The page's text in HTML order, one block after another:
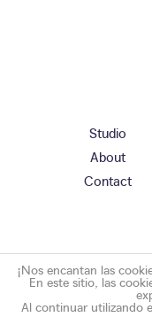
Studio
About
Contact
¡Nos encantan las
En este sitio, las
Al continuar utilizando